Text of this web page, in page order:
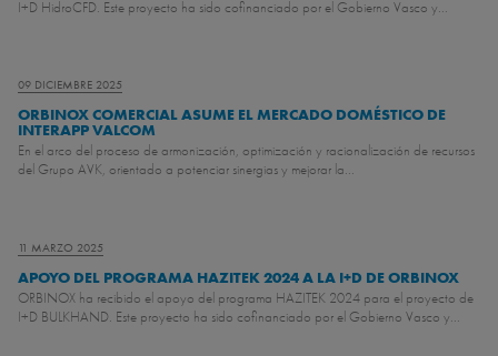
I+D HidroCFD. Este proyecto ha sido cofinanciado por el Gobierno Vasco y...
09 DICIEMBRE 2025
ORBINOX COMERCIAL ASUME EL MERCADO DOMÉSTICO DE
INTERAPP VALCOM
En el arco del proceso de armonización, optimización y racionalización de recursos
del Grupo AVK, orientado a potenciar sinergias y mejorar la...
11 MARZO 2025
APOYO DEL PROGRAMA HAZITEK 2024 A LA I+D DE ORBINOX
ORBINOX ha recibido el apoyo del programa HAZITEK 2024 para el proyecto de
I+D BULKHAND. Este proyecto ha sido cofinanciado por el Gobierno Vasco y...